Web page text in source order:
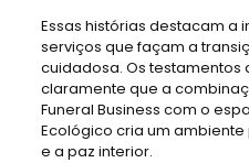
Essas histórias destacam
serviços que façam a
cuidadosa. Os
claramente que a
Funeral Business com o
Ecológico cria um
e a paz interior.